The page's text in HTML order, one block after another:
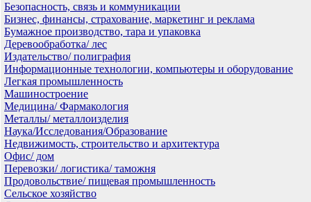
Безопасность, связь и коммуникации
Бизнес, финансы, страхование, маркетинг и реклама
Бумажное производство, тара и упаковка
Деревообработка/ лес
Издательство/ полиграфия
Информационные технологии, компьютеры и оборудование
Легкая промышленность
Машиностроение
Медицина/ Фармакология
Металлы/ металлоизделия
Наука/Исследования/Образование
Недвижимость, строительство и архитектура
Офис/ дом
Перевозки/ логистика/ таможня
Продовольствие/ пищевая промышленность
Сельское хозяйство